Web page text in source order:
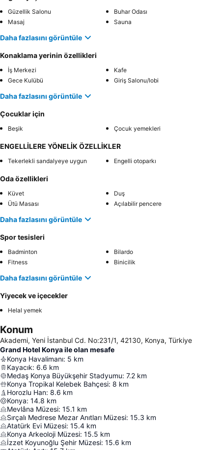
Güzellik Salonu
Buhar Odası
Masaj
Sauna
Daha fazlasını görüntüle
Konaklama yerinin özellikleri
İş Merkezi
Kafe
Gece Kulübü
Giriş Salonu/lobi
Daha fazlasını görüntüle
Çocuklar için
Beşik Çocuk yemekleri
ENGELLİLERE YÖNELİK ÖZELLİKLER
Tekerlekli sandalyeye uygun Engelli otoparkı
Oda özellikleri
Küvet
Duş
Ütü Masası
Açılabilir pencere
Daha fazlasını görüntüle
Spor tesisleri
Badminton
Bilardo
Fitness
Binicilik
Daha fazlasını görüntüle
Yiyecek ve içecekler
Helal yemek
Konum
Akademi, Yeni İstanbul Cd. No:231/1, 42130, Konya, Türkiye
Grand Hotel Konya ile olan mesafe
Konya Havalimanı: 5 km
Kayacık: 6.6 km
Medaş Konya Büyükşehir Stadyumu: 7.2 km
Konya Tropikal Kelebek Bahçesi: 8 km
Horozlu Han: 8.6 km
Konya: 14.8 km
Mevlâna Müzesi: 15.1 km
Sırçalı Medrese Mezar Anıtları Müzesi: 15.3 km
Atatürk Evi Müzesi: 15.4 km
Konya Arkeoloji Müzesi: 15.5 km
İzzet Koyunoğlu Şehir Müzesi: 15.6 km